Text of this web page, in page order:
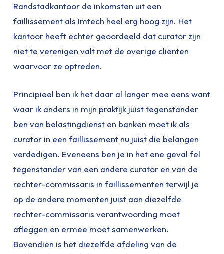
Randstadkantoor de inkomsten uit een
faillissement als Imtech heel erg hoog zijn. Het
kantoor heeft echter geoordeeld dat curator zijn
niet te verenigen valt met de overige cliënten
waarvoor ze optreden.
Principieel ben ik het daar al langer mee eens want
waar ik anders in mijn praktijk juist tegenstander
ben van belastingdienst en banken moet ik als
curator in een faillissement nu juist die belangen
verdedigen. Eveneens ben je in het ene geval fel
tegenstander van een andere curator en van de
rechter-commissaris in faillissementen terwijl je
op de andere momenten juist aan diezelfde
rechter-commissaris verantwoording moet
afleggen en ermee moet samenwerken.
Bovendien is het diezelfde afdeling van de